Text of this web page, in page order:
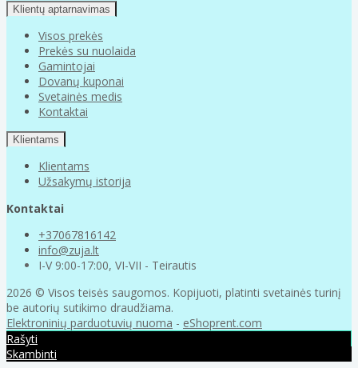
Klientų aptarnavimas
Visos prekės
Prekės su nuolaida
Gamintojai
Dovanų kuponai
Svetainės medis
Kontaktai
Klientams
Klientams
Užsakymų istorija
Kontaktai
+37067816142
info@zuja.lt
I-V 9:00-17:00, VI-VII - Teirautis
2026 © Visos teisės saugomos. Kopijuoti, platinti svetainės turinį
be autorių sutikimo draudžiama.
Elektroninių parduotuvių nuoma - eShoprent.com
Rašyti
Skambinti